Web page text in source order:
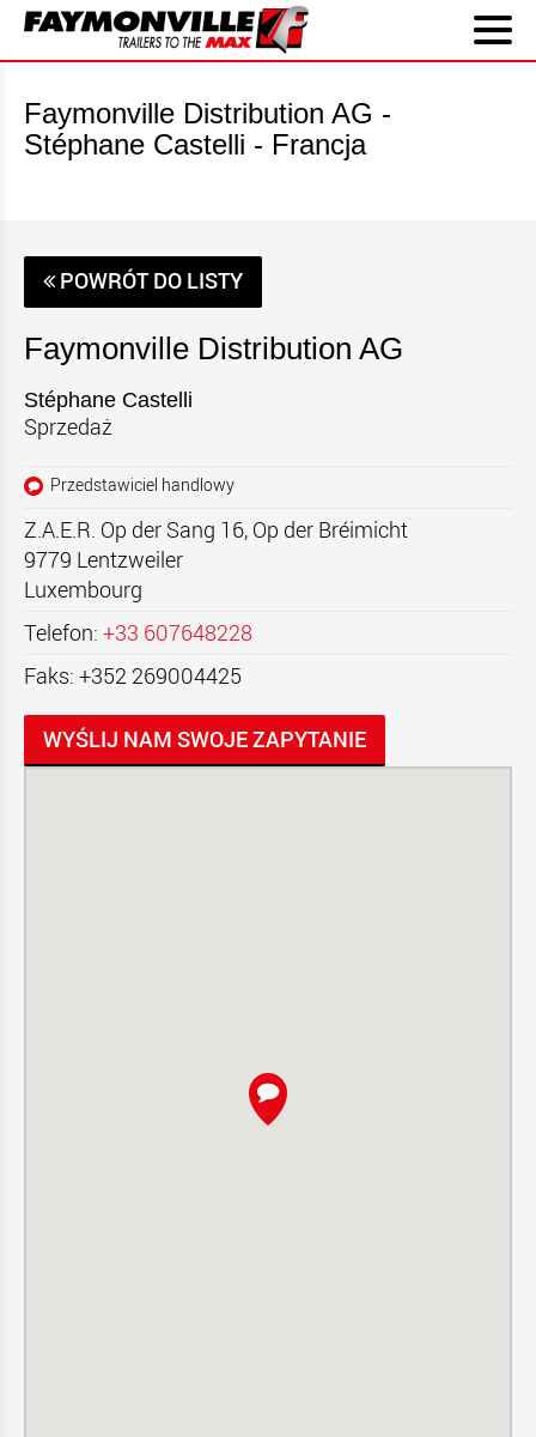
Faymonville Distribution AG -
Stéphane Castelli - Francja
POWRÓT DO LISTY
Faymonville Distribution AG
Stéphane Castelli
Sprzedaż
Przedstawiciel handlowy
Z.A.E.R. Op der Sang 16, Op der Bréimicht
9779 Lentzweiler
Luxembourg
Telefon: +33 607648228
Faks: +352 269004425
WYŚLIJ NAM SWOJE ZAPYTANIE